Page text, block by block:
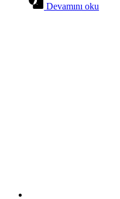
Devamını oku